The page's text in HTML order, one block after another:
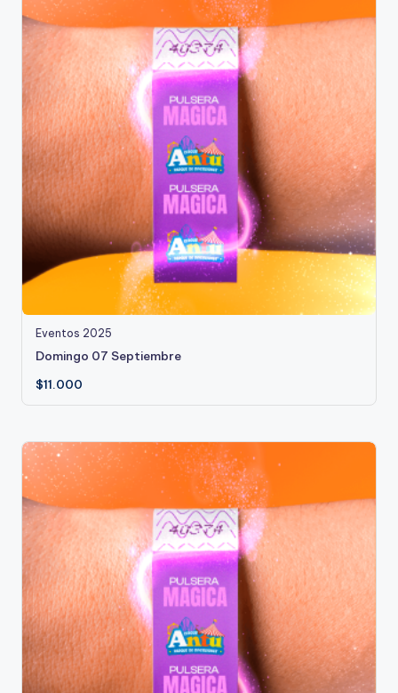
Eventos 2025
Domingo 07 Septiembre
$11.000